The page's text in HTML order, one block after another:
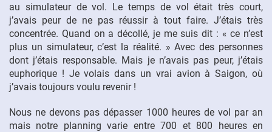
au simulateur de vol. Le temps de vol était très court,
j’avais peur de ne pas réussir à tout faire. J’étais très
concentrée. Quand on a décollé, je me suis dit : « ce n’est
plus un simulateur, c’est la réalité. » Avec des personnes
dont j’étais responsable. Mais je n’avais pas peur, j’étais
euphorique ! Je volais dans un vrai avion à Saigon, où
j’avais toujours voulu revenir !
Nous ne devons pas dépasser 1000 heures de vol par an
mais notre planning varie entre 700 et 800 heures en